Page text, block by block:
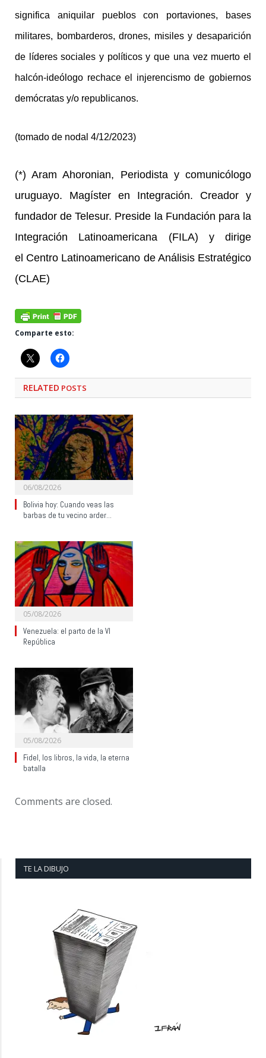
significa aniquilar pueblos con portaviones, bases
militares, bombarderos, drones, misiles y desaparición
de líderes sociales y políticos y que una vez muerto el
halcón-ideólogo rechace el injerencismo de gobiernos
demócratas y/o republicanos.
(tomado de nodal 4/12/2023)
(*) Aram Ahoronian, Periodista y comunicólogo
uruguayo. Magíster en Integración. Creador y
fundador de Telesur. Preside la Fundación para la
Integración Latinoamericana (FILA) y dirige
el Centro Latinoamericano de Análisis Estratégico
(CLAE)
Comparte esto:
RELATED POSTS
06/08/2026
Bolivia hoy: Cuando veas las
barbas de tu vecino arder…
05/08/2026
Venezuela: el parto de la VI
República
05/08/2026
Fidel, los libros, la vida, la eterna
batalla
Comments are closed.
TE LA DIBUJO